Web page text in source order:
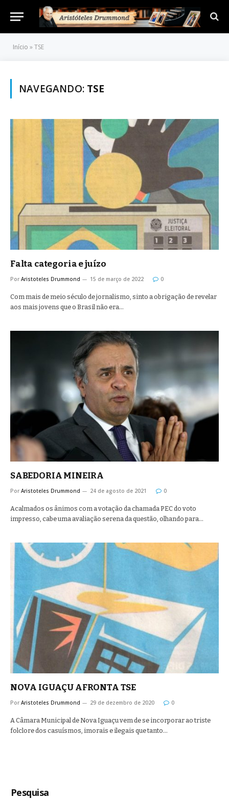
Início »TSE
NAVEGANDO: TSE
Falta categoria e juízo
Por Aristoteles Drummond 15 de março de 2022 0
Com mais de meio século de jornalismo, sinto a obrigação de revelar
aos mais jovens que o Brasil não era…
SABEDORIA MINEIRA
Por Aristoteles Drummond 24 de agosto de 2021 0
Acalmados os ânimos com a votação da chamada PEC do voto
impresso, cabe uma avaliação serena da questão, olhando para…
NOVA IGUAÇU AFRONTA TSE
Por Aristoteles Drummond 29 de dezembro de 2020 0
A Câmara Municipal de Nova Iguaçu vem de se incorporar ao triste
folclore dos casuísmos, imorais e ilegais que tanto…
Pesquisa